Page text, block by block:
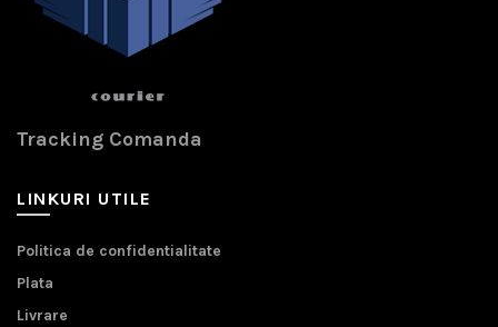
Tracking Comanda
LINKURI UTILE
Politica de confidentialitate
Plata
Livrare